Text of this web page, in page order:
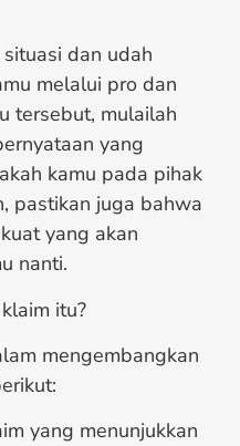
dan udah
melalui pro dan
tersebut, mulailah
yang
kamu pada pihak
pastikan juga bahwa
yang akan
nanti.
itu?
mengembangkan
yang menunjukkan